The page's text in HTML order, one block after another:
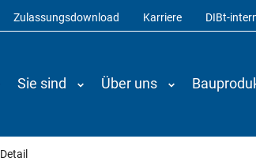
Zulassungsdownload Karriere DIBt-
Sie sind Über uns
Detail